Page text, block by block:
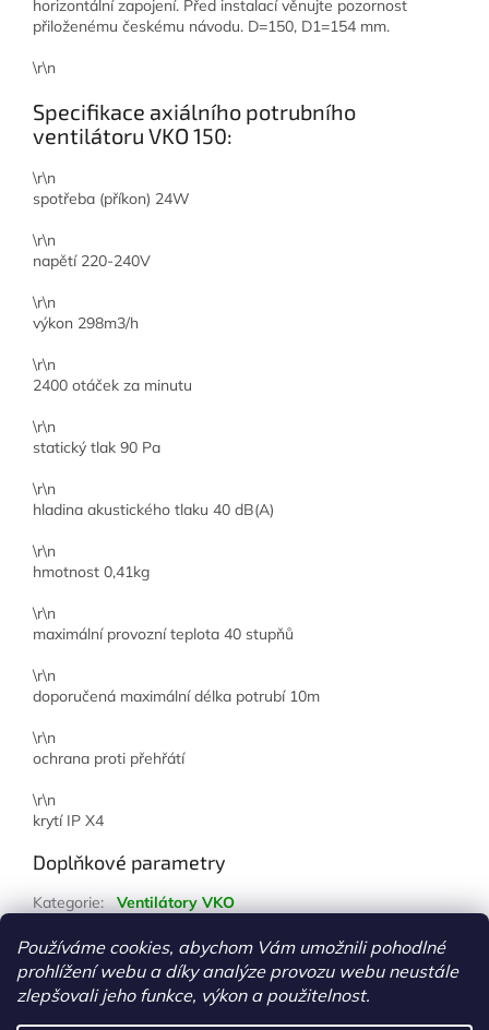
Používáme cookies, abychom Vám umožnili pohodlné
prohlížení webu a díky analýze provozu webu neustále
zlepšovali jeho funkce, výkon a použitelnost.
horizontální zapojení. Před instalací věnujte pozornost
přiloženému českému návodu. D=150, D1=154 mm.
\r\n
Specifikace axiálního potrubního
ventilátoru VKO 150:
\r\n
spotřeba (příkon) 24W
\r\n
napětí 220-240V
\r\n
výkon 298m3/h
\r\n
2400 otáček za minutu
\r\n
statický tlak 90 Pa
\r\n
hladina akustického tlaku 40 dB(A)
\r\n
hmotnost 0,41kg
\r\n
maximální provozní teplota 40 stupňů
\r\n
doporučená maximální délka potrubí 10m
\r\n
ochrana proti přehřátí
\r\n
krytí IP X4
Doplňkové parametry
Kategorie:
Ventilátory VKO